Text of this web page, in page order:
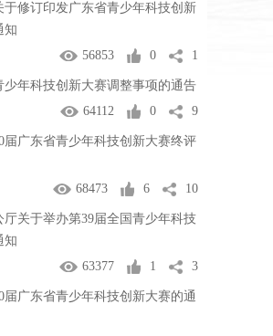
于修订印发广东省青少年科技创新
知
56853
0 1
少年科技创新大赛调整事项的通告
64112
0 9
届广东省青少年科技创新大赛终评
68473
6 10
厅关于举办第39届全国青少年科技
知
63377
1 3
届广东省青少年科技创新大赛的通